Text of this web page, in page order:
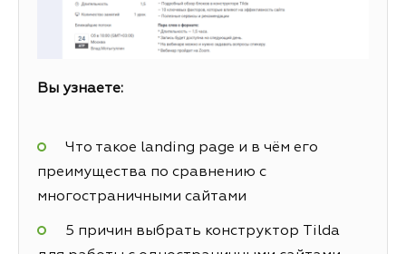
Вы узнаете:
Что такое landing page и в чём его
преимущества по сравнению с
многостраничными сайтами
5 причин выбрать конструктор Tilda